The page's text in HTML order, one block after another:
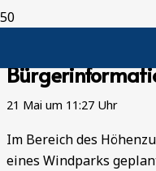
21 Mai um 11:27 Uhr
Im Bereich des
eines Windparks